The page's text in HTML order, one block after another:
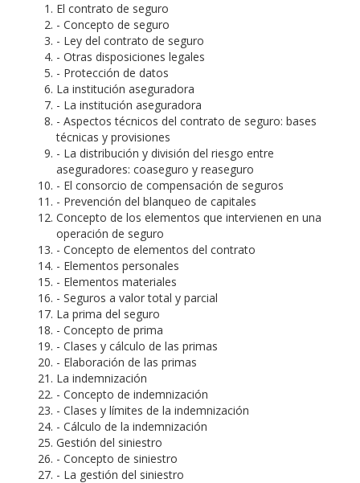
El contrato de seguro
- Concepto de seguro
- Ley del contrato de seguro
- Otras disposiciones legales
- Protección de datos
La institución aseguradora
- La institución aseguradora
- Aspectos técnicos del contrato de seguro: bases
técnicas y provisiones
- La distribución y división del riesgo entre
aseguradores: coaseguro y reaseguro
- El consorcio de compensación de seguros
- Prevención del blanqueo de capitales
Concepto de los elementos que intervienen en una
operación de seguro
- Concepto de elementos del contrato
- Elementos personales
- Elementos materiales
- Seguros a valor total y parcial
La prima del seguro
- Concepto de prima
- Clases y cálculo de las primas
- Elaboración de las primas
La indemnización
- Concepto de indemnización
- Clases y límites de la indemnización
- Cálculo de la indemnización
Gestión del siniestro
- Concepto de siniestro
- La gestión del siniestro